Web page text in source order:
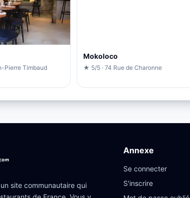
Pierre Timbaud
Mokoloco
★ 5/5 · 74 Rue de Charonne
site communautaire qui
Annexe
Se connecter
S'inscrire